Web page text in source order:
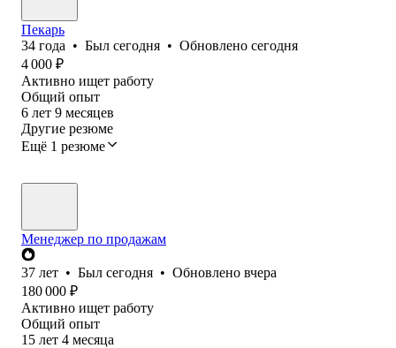
Пекарь
34 года • Был сегодня • Обновлено сегодня
4 000 ₽
Активно ищет работу
Общий опыт
6 лет 9 месяцев
Другие резюме
Ещё 1 резюме
Менеджер по продажам
37 лет • Был сегодня • Обновлено вчера
180 000 ₽
Активно ищет работу
Общий опыт
15 лет 4 месяца